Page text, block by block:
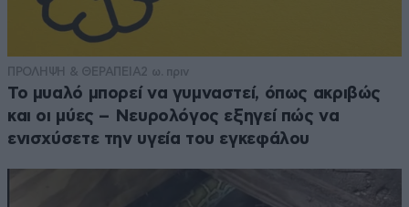
ΠΡΟΛΗΨΗ & ΘΕΡΑΠΕΙΑ2 ω. πριν
Το μυαλό μπορεί να γυμναστεί, όπως ακριβώς
και οι μύες – Νευρολόγος εξηγεί πώς να
ενισχύσετε την υγεία του εγκεφάλου